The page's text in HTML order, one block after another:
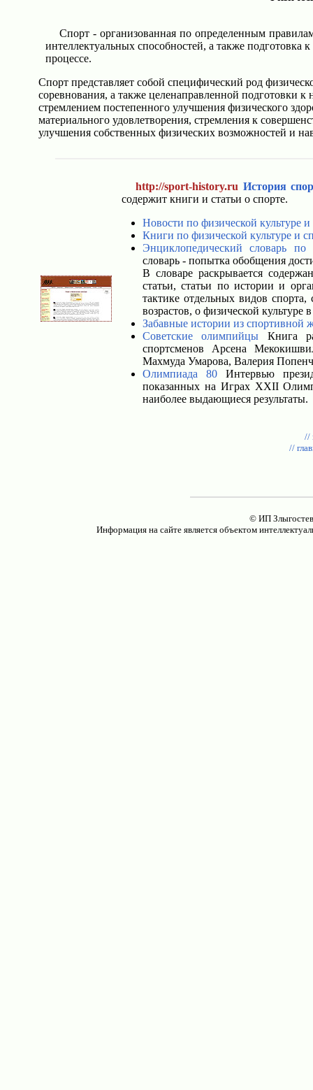
Спорт - организованная по определенным
интеллектуальных способностей, а также
процессе.
Спорт представляет собой специфический род
соревнования, а также целенаправленной подготовки
стремлением постепенного улучшения физического
материального удовлетворения, стремления к
улучшения собственных физических возможностей и
http://sport-history.ru История
содержит книги и статьи о спорте.
Новости по физической культуре
Книги по физической культуре и
Энциклопедический словарь по
словарь - попытка обобщения
В словаре раскрывается
статьи, статьи по истории и
тактике отдельных видов
возрастов, о физической культуре
Забавные истории из спортивной
Советские олимпийцы Книга
спортсменов Арсена
Махмуда Умарова, Валерия
Олимпиада 80 Интервью
показанных на Играх XXII
наиболее выдающиеся результаты.
//
//
© ИП
Информация на сайте является объектом